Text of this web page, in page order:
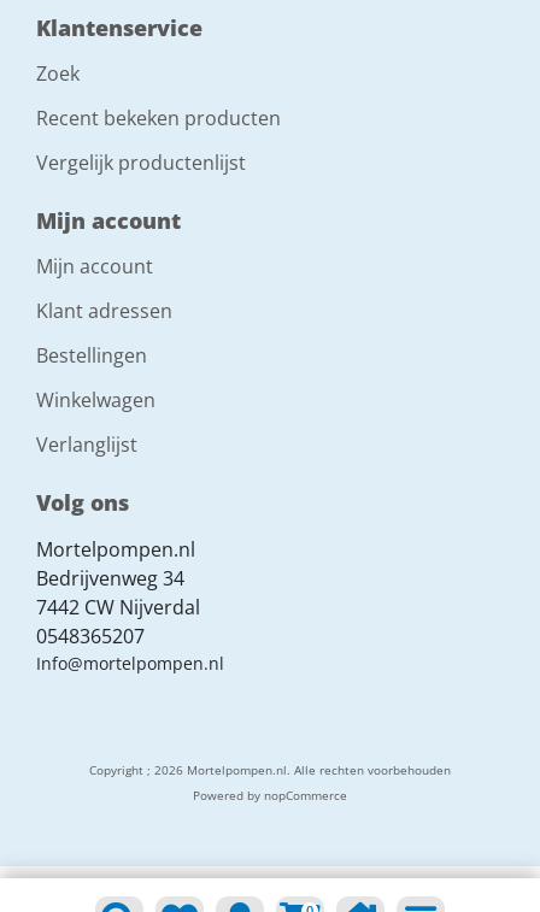
Klantenservice
Zoek
Recent bekeken producten
Vergelijk productenlijst
Mijn account
Mijn account
Klant adressen
Bestellingen
Winkelwagen
Verlanglijst
Volg ons
Mortelpompen.nl
Bedrijvenweg 34
7442 CW Nijverdal
0548365207
Info@mortelpompen.nl
Copyright ; 2026 Mortelpompen.nl. Alle rechten voorbehouden
Powered by nopCommerce